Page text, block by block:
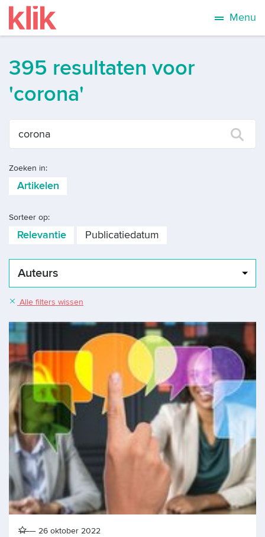
Menu
Auteurs
Alle filters wissen
395 resultaten voor
'corona'
Zoeken in:
Artikelen
Sorteer op:
Relevantie Publicatiedatum
26 oktober 2022